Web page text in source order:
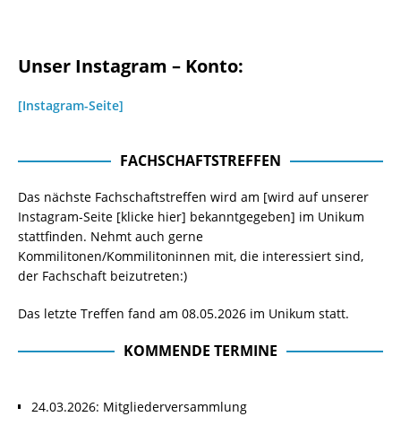
Unser Instagram – Konto:
[Instagram-Seite]
FACHSCHAFTSTREFFEN
Das nächste Fachschaftstreffen wird am [wird auf unserer
Instagram-Seite [klicke hier] bekanntgegeben] im Unikum
stattfinden. Nehmt auch gerne
Kommilitonen/Kommilitoninnen mit, die interessiert sind,
der Fachschaft beizutreten:)
Das letzte Treffen fand am 08.05.2026 im Unikum statt.
KOMMENDE TERMINE
24.03.2026: Mitgliederversammlung